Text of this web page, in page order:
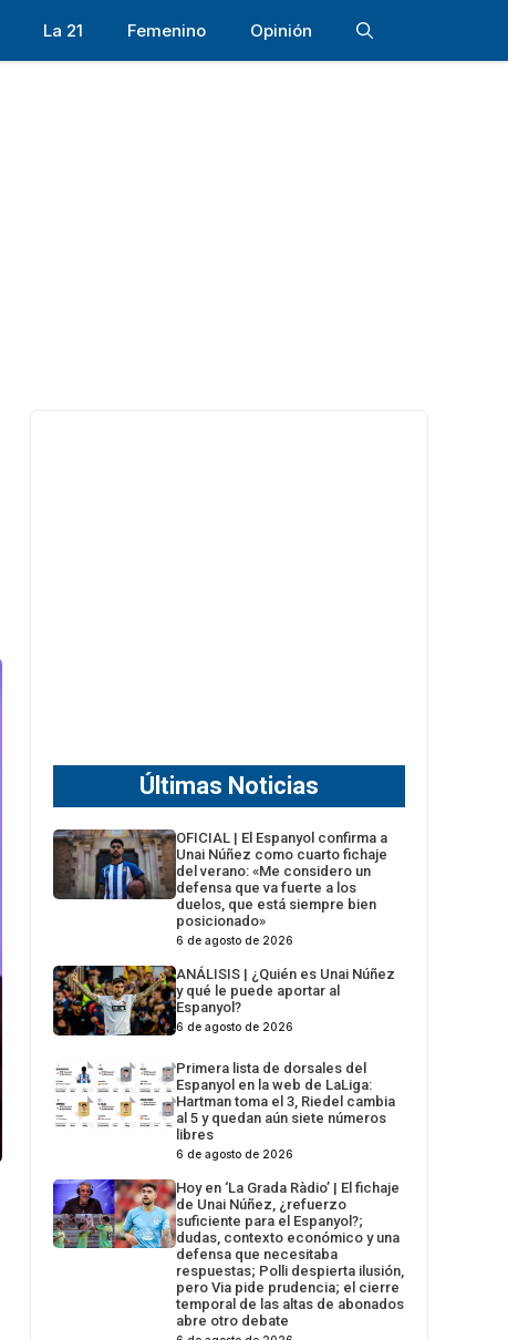
La 21 Femenino Opinión
Últimas Noticias
OFICIAL | El Espanyol confirma a
Unai Núñez como cuarto fichaje
del verano: «Me considero un
defensa que va fuerte a los
duelos, que está siempre bien
posicionado»
6 de agosto de 2026
ANÁLISIS | ¿Quién es Unai Núñez
y qué le puede aportar al
Espanyol?
6 de agosto de 2026
Primera lista de dorsales del
Espanyol en la web de LaLiga:
Hartman toma el 3, Riedel cambia
al 5 y quedan aún siete números
libres
6 de agosto de 2026
Hoy en ‘La Grada Ràdio’ | El fichaje
de Unai Núñez, ¿refuerzo
suficiente para el Espanyol?;
dudas, contexto económico y una
defensa que necesitaba
respuestas; Polli despierta ilusión,
pero Via pide prudencia; el cierre
temporal de las altas de abonados
abre otro debate